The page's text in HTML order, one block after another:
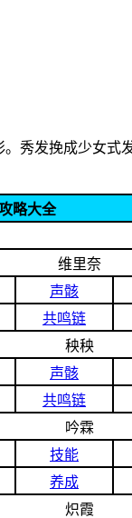
秀发挽成少女
略大全
维里奈
声骸
共鸣链
秧秧
声骸
共鸣链
吟霖
技能
养成
炽霞